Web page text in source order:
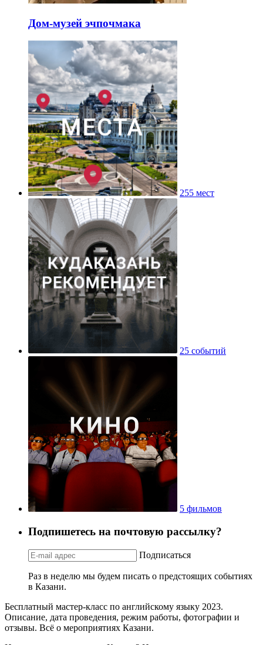
Дом-музей эчпочмака
255 мест
25 событий
5 фильмов
Подпишетесь на почтовую рассылку?
Подписаться
Раз в неделю мы будем писать о предстоящих событиях
в Казани.
Бесплатный мастер-класс по английскому языку 2023.
Описание, дата проведения, режим работы, фотографии и
отзывы. Всё о мероприятиях Казани.